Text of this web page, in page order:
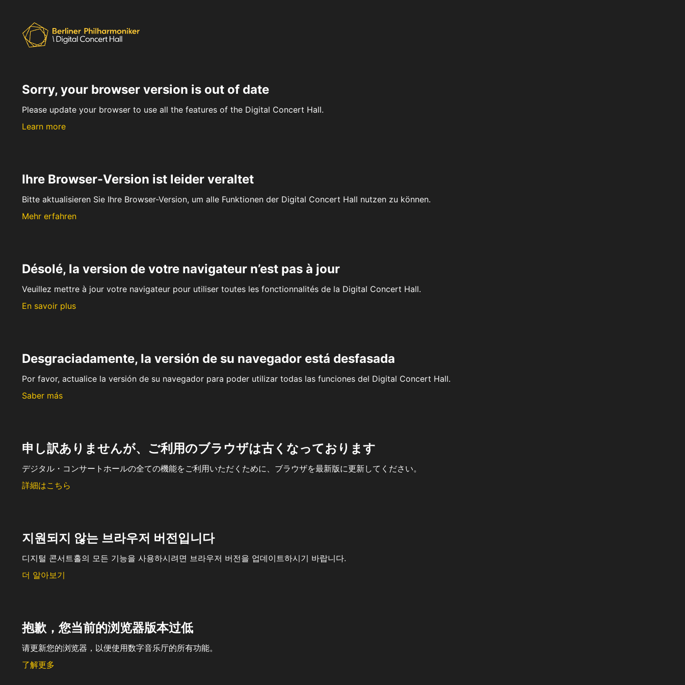
Sorry, your browser version is out of date
Please update your browser to use all the features of the Digital Concert Hall.
Learn more
Ihre Browser-Version ist leider veraltet
Bitte aktualisieren Sie Ihre Browser-Version, um alle Funktionen der Digital Concert Hall nutzen zu können.
Mehr erfahren
Désolé, la version de votre navigateur n’est pas à jour
Veuillez mettre à jour votre navigateur pour utiliser toutes les fonctionnalités de la Digital Concert Hall.
En savoir plus
Desgraciadamente, la versión de su navegador está desfasada
Por favor, actualice la versión de su navegador para poder utilizar todas las funciones del Digital Concert Hall.
Saber más
申し訳ありませんが、ご利用のブラウザは古くなっております
デジタル・コンサートホールの全ての機能をご利用いただくために、ブラウザを最新版に更新してください。
詳細はこちら
지원되지 않는 브라우저 버전입니다
디지털 콘서트홀의 모든 기능을 사용하시려면 브라우저 버전을 업데이트하시기 바랍니다.
더 알아보기
抱歉，您当前的浏览器版本过低
请更新您的浏览器，以便使用数字音乐厅的所有功能。
了解更多